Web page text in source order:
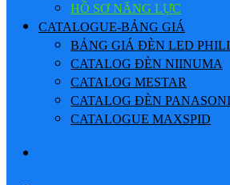
HỒ SƠ NĂNG LỰC
CATALOGUE-BẢNG GIÁ
BẢNG GIÁ ĐÈN LED
CATALOG ĐÈN NIINUMA
CATALOG MESTAR
CATALOG ĐÈN
CATALOGUE MAXSPID